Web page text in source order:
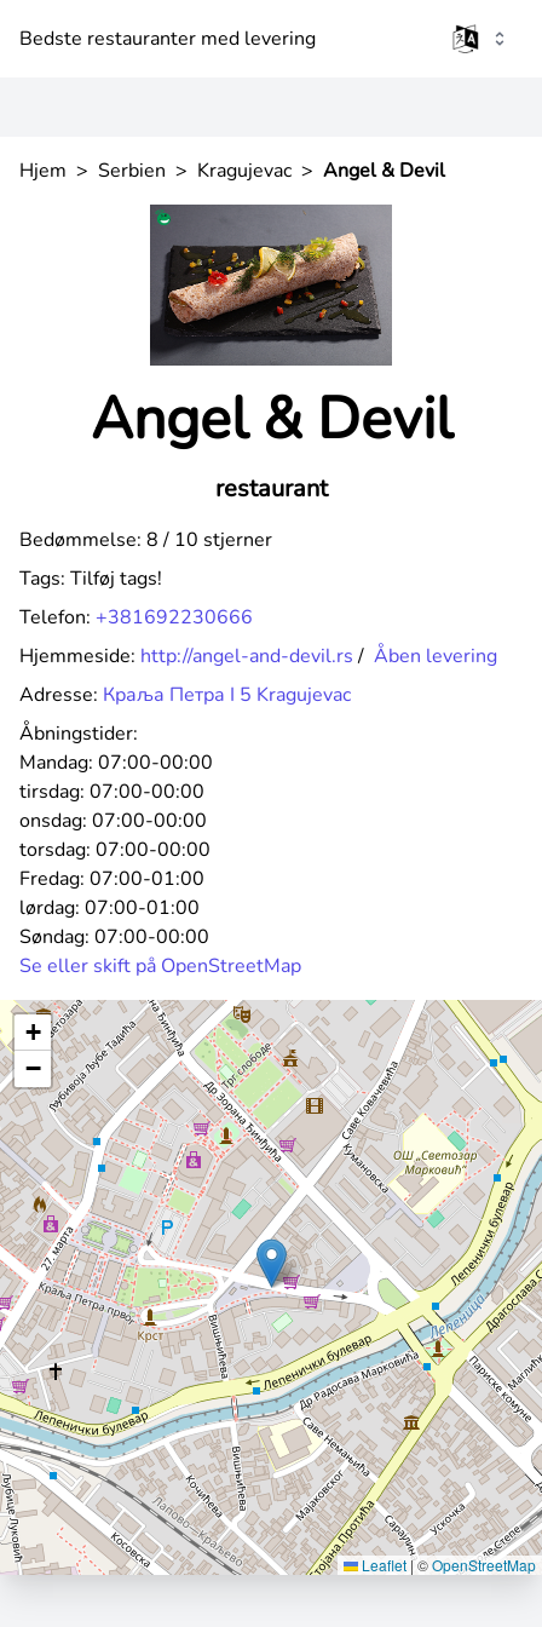
Bedste restauranter med levering
Hjem > Serbien > Kragujevac > Angel & Devil
Angel & Devil
restaurant
Bedømmelse: 8 / 10 stjerner
Tags: Tilføj tags!
Telefon: +381692230666
Hjemmeside: http://angel-and-devil.rs/ Åben levering
Adresse: Краља Петра I 5 Kragujevac
Åbningstider:
Mandag: 07:00-00:00
tirsdag: 07:00-00:00
onsdag: 07:00-00:00
torsdag: 07:00-00:00
Fredag: 07:00-01:00
lørdag: 07:00-01:00
Søndag: 07:00-00:00
Se eller skift på OpenStreetMap
+
−
Leaflet |©OpenStreetMap